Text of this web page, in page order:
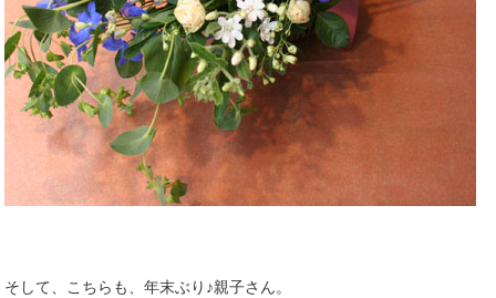
そして、こちらも、年末ぶり♪親子さん。